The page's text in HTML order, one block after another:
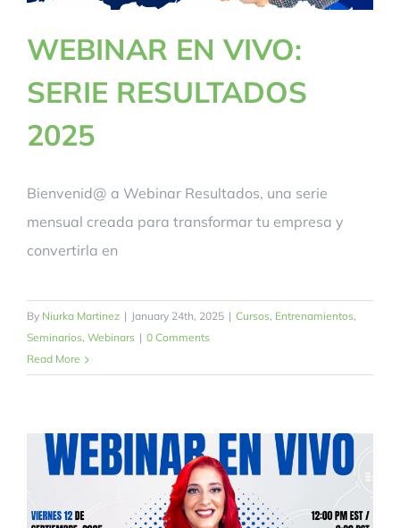
WEBINAR EN VIVO:
SERIE RESULTADOS
2025
Bienvenid@ a Webinar Resultados, una serie
mensual creada para transformar tu empresa y
convertirla en
By Niurka Martinez | January 24th, 2025 | Cursos, Entrenamientos,
Seminarios, Webinars | 0 Comments
Read More